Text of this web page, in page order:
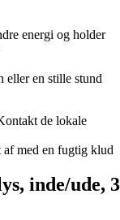
energi og holder
eller en stille stund
de lokale
af med en fugtig klud
inde/ude, 3